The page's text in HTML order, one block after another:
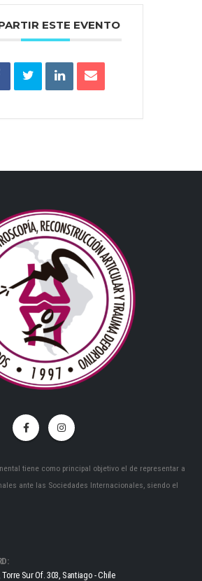
ESTE EVENTO
tiene como principal objetivo el de representar a
ante las Sociedades Internacionales, siendo el
Sur Of. 303, Santiago - Chile